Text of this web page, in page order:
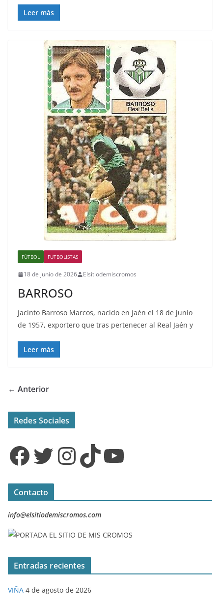
Leer más
FÚTBOL FUTBOLISTAS
18 de junio de 2026 Elsitiodemiscromos
BARROSO
Jacinto Barroso Marcos, nacido en Jaén el 18 de junio
de 1957, exportero que tras pertenecer al Real Jaén y
Leer más
← Anterior
Redes Sociales
Facebook Twitter InstagramTikTok YouTube
Contacto
info@elsitiodemiscromos.com
Entradas recientes
VIÑA 4 de agosto de 2026